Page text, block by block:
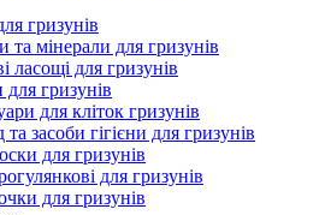
гризунів
та мінерали для гризунів
ласощі для гризунів
для гризунів
для кліток гризунів
та засоби гігієни для гризунів
для гризунів
для гризунів
для гризунів